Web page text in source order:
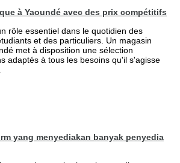
à Yaoundé avec des prix compétitifs
rôle essentiel dans le quotidien des
et des particuliers. Un magasin
met à disposition une sélection
adaptés à tous les besoins qu'il s'agisse
yang menyediakan banyak penyedia